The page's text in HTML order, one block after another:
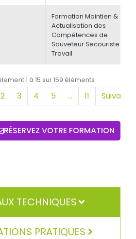
Formation Maintien &
Actualisation des
Compétences de
Sauveteur Secouriste du
Travail
1 à 15 sur 159 éléments
2 3 4 5 … 11 Suivant
RÉSERVEZ VOTRE FORMATION
TECHNIQUES
PRATIQUES